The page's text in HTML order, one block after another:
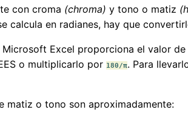
con croma (chroma) y tono o matiz
calcula en radianes, hay que
Microsoft Excel proporciona el valor de
o multiplicarlo por 180/π. Para
matiz o tono son aproximadamente: